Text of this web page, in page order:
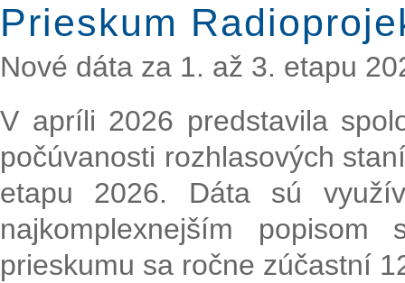
Prieskum
Nové dáta za 1. až 3. etapu
V apríli 2026 predstavila
počúvanosti rozhlasových
etapu 2026. Dáta sú
najkomplexnejším popisom
prieskumu sa ročne zúčastní